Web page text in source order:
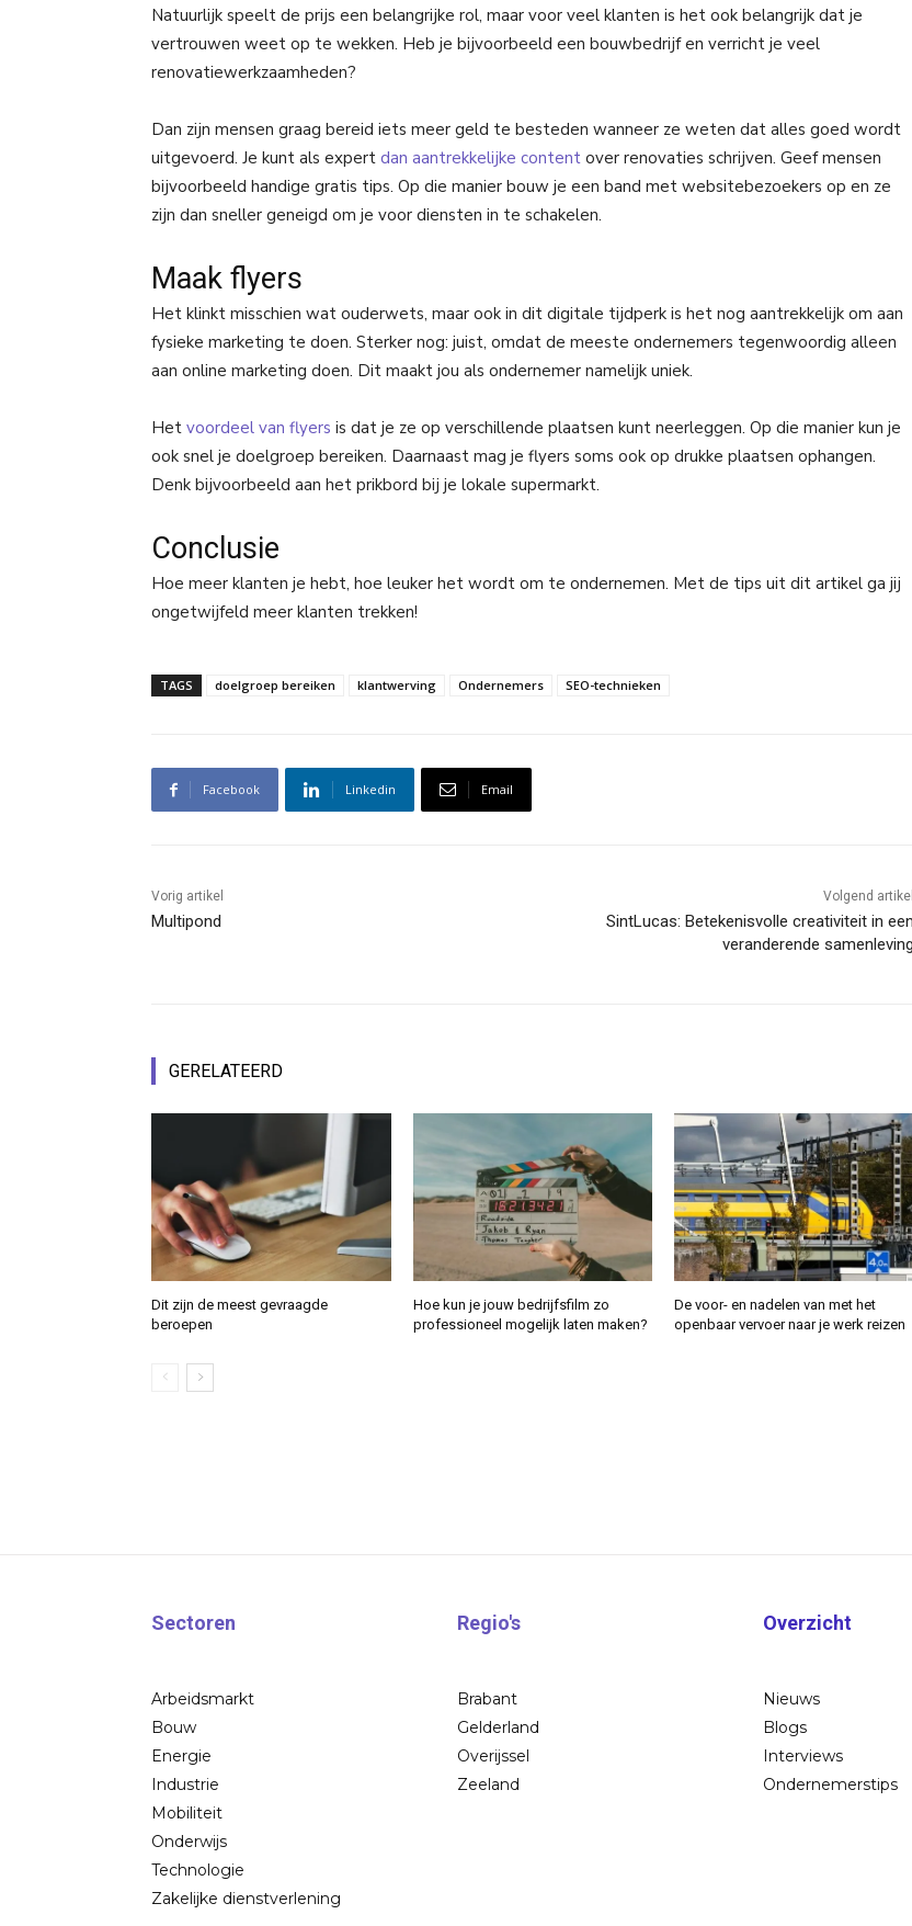
Natuurlijk speelt de prijs een belangrijke rol, maar voor veel klanten is het ook belangrijk dat je
vertrouwen weet op te wekken. Heb je bijvoorbeeld een bouwbedrijf en verricht je veel
renovatiewerkzaamheden?
Dan zijn mensen graag bereid iets meer geld te besteden wanneer ze weten dat alles goed wordt
uitgevoerd. Je kunt als expert dan aantrekkelijke content over renovaties schrijven. Geef mensen
bijvoorbeeld handige gratis tips. Op die manier bouw je een band met websitebezoekers op en ze
zijn dan sneller geneigd om je voor diensten in te schakelen.
Maak flyers
Het klinkt misschien wat ouderwets, maar ook in dit digitale tijdperk is het nog aantrekkelijk om aan
fysieke marketing te doen. Sterker nog: juist, omdat de meeste ondernemers tegenwoordig alleen
aan online marketing doen. Dit maakt jou als ondernemer namelijk uniek.
Het voordeel van flyers is dat je ze op verschillende plaatsen kunt neerleggen. Op die manier kun je
ook snel je doelgroep bereiken. Daarnaast mag je flyers soms ook op drukke plaatsen ophangen.
Denk bijvoorbeeld aan het prikbord bij je lokale supermarkt.
Conclusie
Hoe meer klanten je hebt, hoe leuker het wordt om te ondernemen. Met de tips uit dit artikel ga jij
ongetwijfeld meer klanten trekken!
TAGS doelgroep bereiken klantwerving Ondernemers SEO-technieken
Facebook Linkedin Email
Vorig artikel
Multipond
Volgend artikel
SintLucas: Betekenisvolle creativiteit in een
veranderende samenleving
GERELATEERD
Dit zijn de meest gevraagde
beroepen
Hoe kun je jouw bedrijfsfilm zo
professioneel mogelijk laten maken?
De voor- en nadelen van met het
openbaar vervoer naar je werk reizen
Sectoren
Arbeidsmarkt
Bouw
Energie
Industrie
Mobiliteit
Onderwijs
Technologie
Zakelijke dienstverlening
Regio's
Brabant
Gelderland
Overijssel
Zeeland
Overzicht
Nieuws
Blogs
Interviews
Ondernemerstips